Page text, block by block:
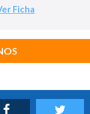
Ficha